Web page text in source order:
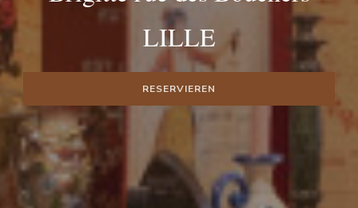
LILLE
RESERVIEREN